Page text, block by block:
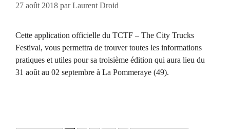
27 août 2018 parLaurent Droid
Cette application officielle du TCTF – The City Trucks
Festival, vous permettra de trouver toutes les informations
pratiques et utiles pour sa troisième édition qui aura lieu du
31 août au 02 septembre à La Pommeraye (49).